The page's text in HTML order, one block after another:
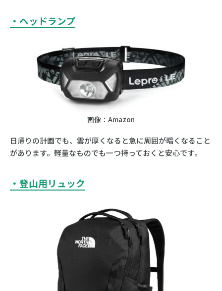
・ヘッドランプ
画像：Amazon
日帰りの計画でも、雲が厚くなると急に周囲が暗くなること
があります。軽量なものでも一つ持っておくと安心です。
・登山用リュック